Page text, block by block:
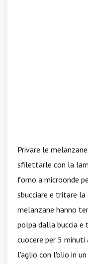
Privare le
sfilettarle con la
forno a microonde
sbucciare e tritare
melanzane hanno
polpa dalla buccia e
cuocere per 5
l'aglio con l'olio in